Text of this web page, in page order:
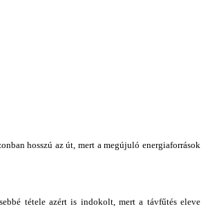
hosszú az út, mert a megújuló energiaforrások
tétele azért is indokolt, mert a távfűtés eleve